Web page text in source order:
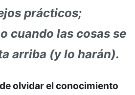
prácticos;
cuando las cosas se
arriba (y lo harán).
olvidar el conocimiento